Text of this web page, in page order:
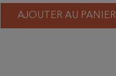
AJOUTER AU PANIER